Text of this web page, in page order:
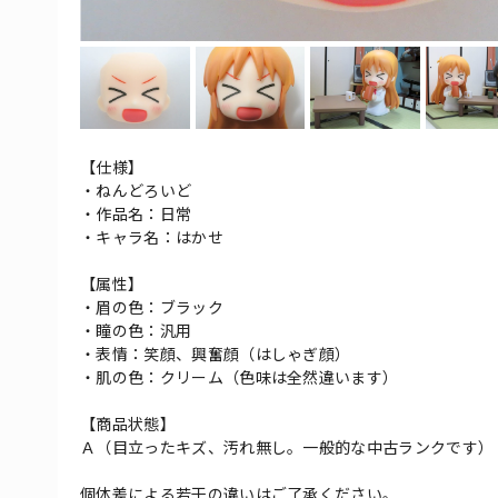
【仕様】
・ねんどろいど
・作品名：日常
・キャラ名：はかせ
【属性】
・眉の色：ブラック
・瞳の色：汎用
・表情：笑顔、興奮顔（はしゃぎ顔）
・肌の色：クリーム（色味は全然違います）
【商品状態】
Ａ（目立ったキズ、汚れ無し。一般的な中古ランクです）
個体差による若干の違いはご了承ください。